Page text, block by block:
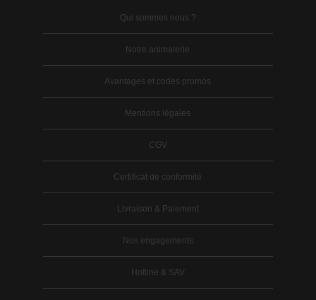
Qui sommes nous ?
Notre animalerie
Avantages et codes promos
Mentions légales
CGV
Certificat de conformité
Livraison & Paiement
Nos engagements
Hotline & SAV